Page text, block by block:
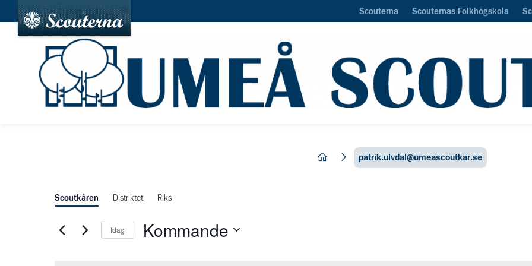
Scouterna Scouternas Folkhögskola
hem patrik.ulvdal@umeascoutkar.se
Scoutkåren Distriktet Riks
Idag Kommande